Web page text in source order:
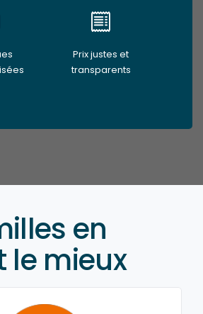
Prix justes et
transparents
en
le mieux